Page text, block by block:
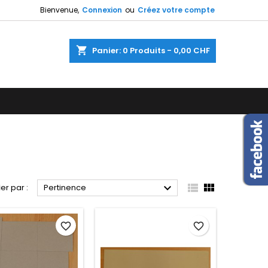
Bienvenue, Connexion ou Créez votre compte
shopping_cart Panier: 0 Produits - 0,00 CHF
par : Pertinence   
favorite_border favorite_border